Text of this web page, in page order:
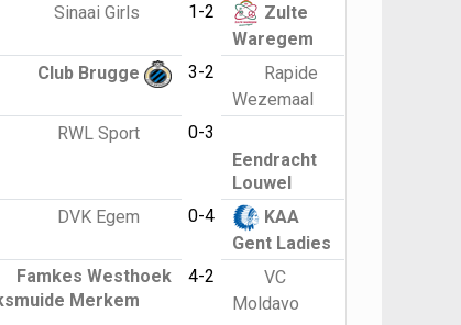
Sinaai Girls
1-2
Zulte
Waregem
Club Brugge
3-2
Rapide
Wezemaal
RWL Sport
0-3
Eendracht
Louwel
DVK Egem
0-4
KAA
Gent Ladies
Famkes Westhoek
Merkem
4-2
VC
Moldavo